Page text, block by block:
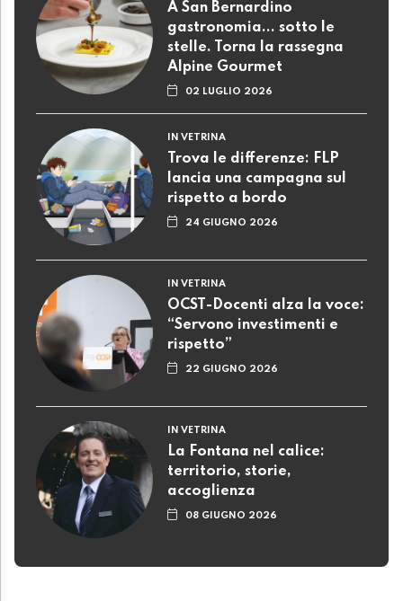
A San Bernardino
gastronomia... sotto le
stelle. Torna la rassegna
Alpine Gourmet
02 LUGLIO 2026
IN VETRINA
Trova le differenze: FLP
lancia una campagna sul
rispetto a bordo
24 GIUGNO 2026
IN VETRINA
OCST-Docenti alza la voce:
“Servono investimenti e
rispetto”
22 GIUGNO 2026
IN VETRINA
La Fontana nel calice:
territorio, storie,
accoglienza
08 GIUGNO 2026